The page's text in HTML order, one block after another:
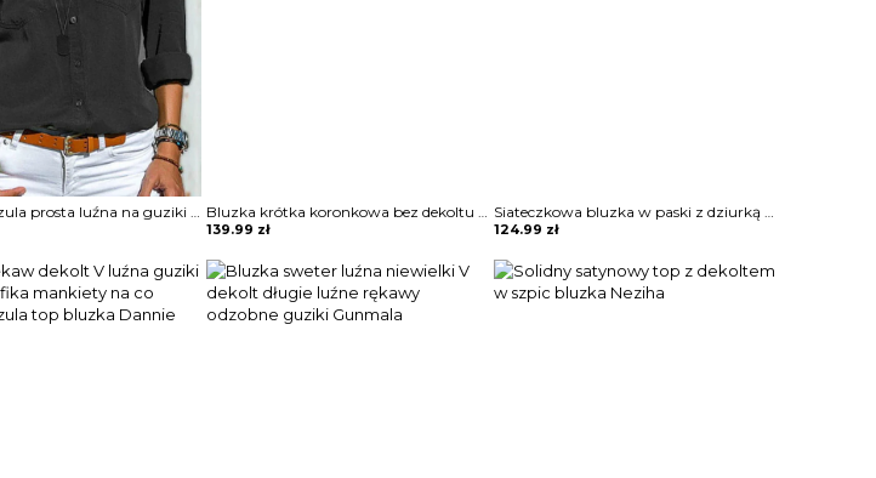
Bluzka koszula prosta luźna na guziki kołnierz długi prosty rękaw mankiet kieszenie Veva Bluzka krótka koronkowa bez dekoltu na guziki golf długie bufiaste prześwitujące koronkowe rękawy Clair
139.99 zł
Siateczkowa bluzka w paski z dziurką przodu Zoia
124.99 zł